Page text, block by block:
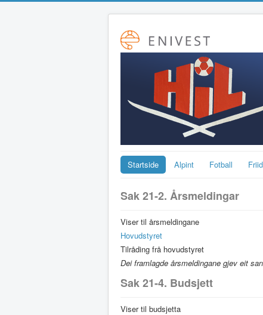
Startside Alpint Fotball
Sak 21-2. Årsmeldingar
Viser til årsmeldingane
Hovudstyret
Tilråding frå hovudstyret
Dei framlagde årsmeldingane gjev eit
Sak 21-4. Budsjett
Viser til budsjetta